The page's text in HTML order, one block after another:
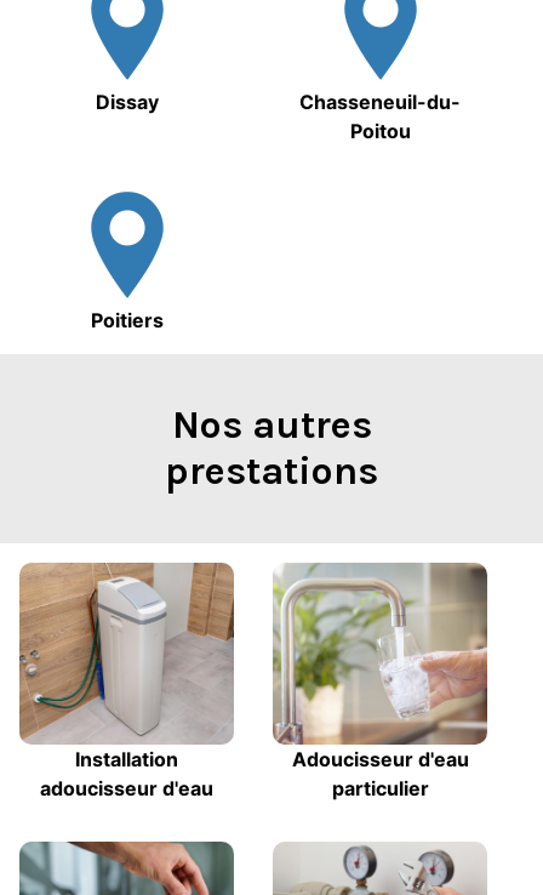
Dissay
Chasseneuil-du-
Poitou
Poitiers
Nos autres
prestations
Installation
adoucisseur d'eau
Adoucisseur d'eau
particulier